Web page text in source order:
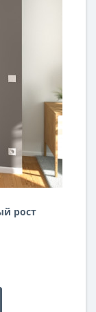
рост